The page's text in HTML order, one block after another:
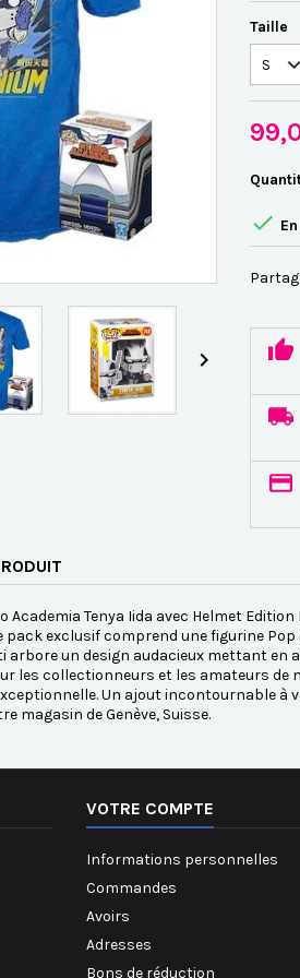

Taille

Academia Tenya Iida avec Helmet
pack exclusif comprend une figurine
arbore un design audacieux mettant en
les collectionneurs et les amateurs
Un ajout incontournable
magasin de Genève, Suisse.
VOTRE COMPTE
Informations personnelles
Commandes
Avoirs
Adresses
Bons de réduction